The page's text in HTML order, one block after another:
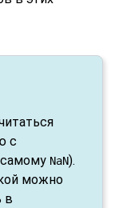
с
NaN).
можно
в